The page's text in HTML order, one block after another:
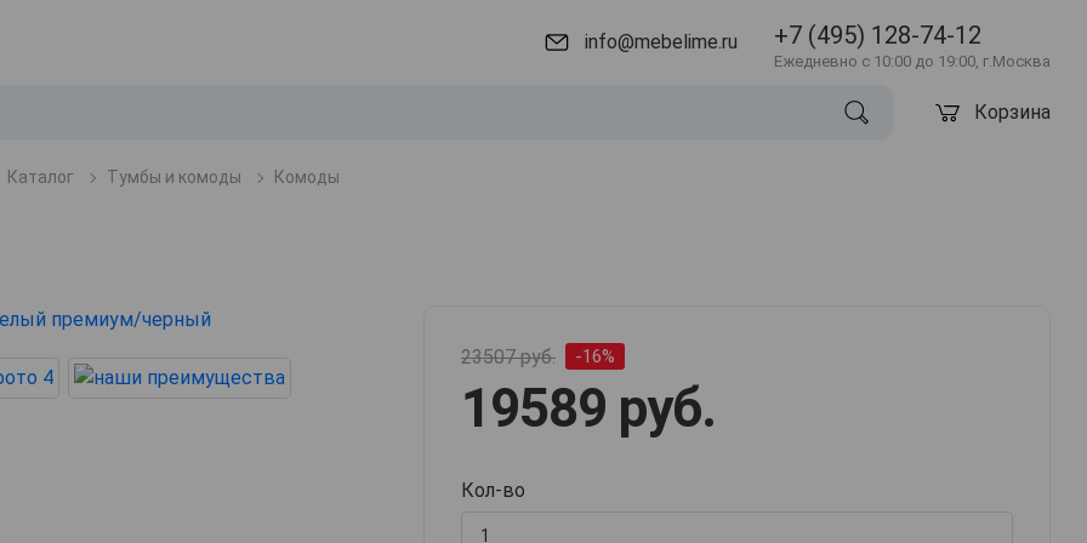
info@mebelime.ru +7 (495) 128-74-12
Ежедневно с 10:00 до 19:00, г.Москва
Корзина
Каталог Тумбы и комоды Комоды
23507 руб. -16%
19589 руб.
Кол-во